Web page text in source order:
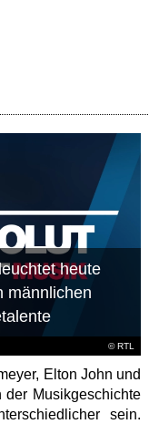
© RTL
heute
männlichen
Elton John und
Musikgeschichte
sein.